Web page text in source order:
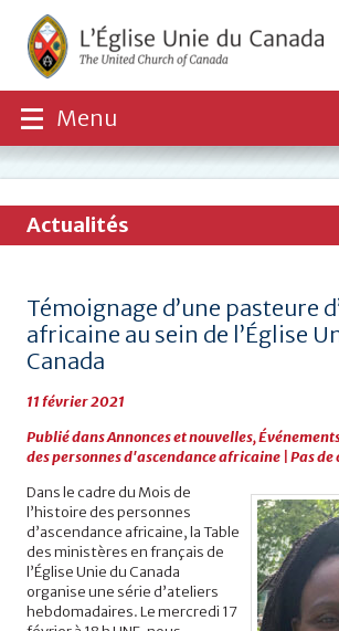
Menu
Actualités
Témoignage d’une pasteure
africaine au sein de l’Église
Canada
11 février 2021
Publié dansAnnonces et nouvelles,
des personnes d'ascendance africaine Pas
Dans le cadre du Mois de
l’histoire des personnes
d’ascendance africaine, la Table
des ministères en français de
l’Église Unie du Canada
organise une série d’ateliers
hebdomadaires.Le mercredi 17